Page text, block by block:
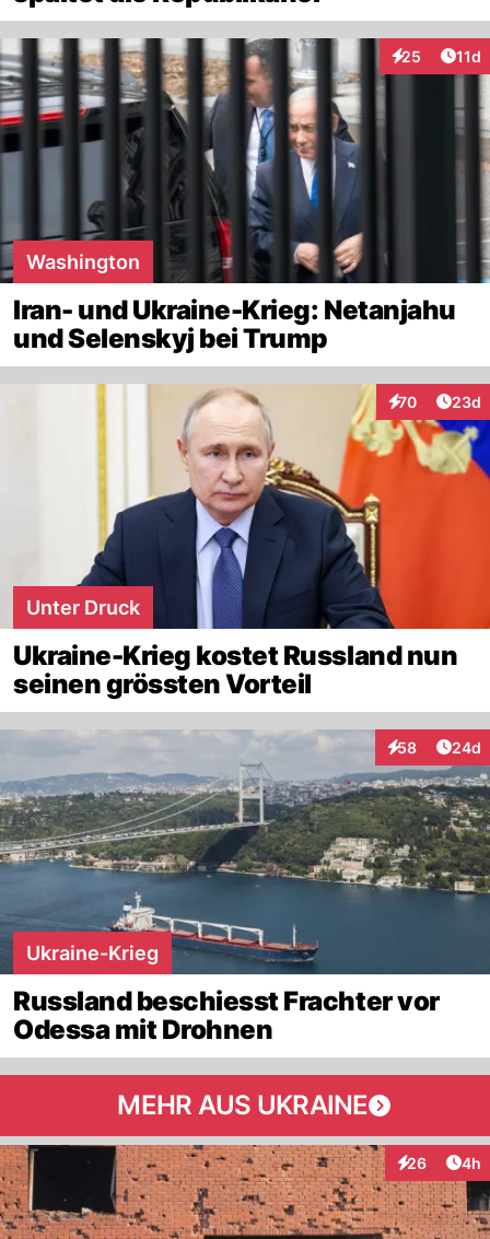
25
Interaktionen
11d
Washington
Iran- und Ukraine-Krieg: Netanjahu
und Selenskyj bei Trump
70
Interaktionen
23d
Unter Druck
Ukraine-Krieg kostet Russland nun
seinen grössten Vorteil
58
Interaktionen
24d
Ukraine-Krieg
Russland beschiesst Frachter vor
Odessa mit Drohnen
MEHR AUS UKRAINE
26
Interaktionen
4h